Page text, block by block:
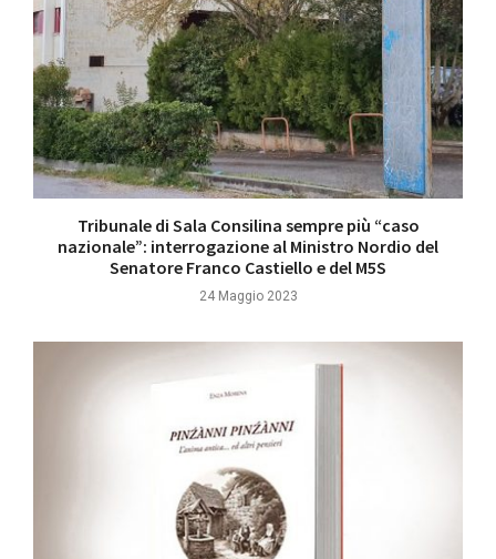
Tribunale di Sala Consilina sempre più “caso
nazionale”: interrogazione al Ministro Nordio del
Senatore Franco Castiello e del M5S
24 Maggio 2023